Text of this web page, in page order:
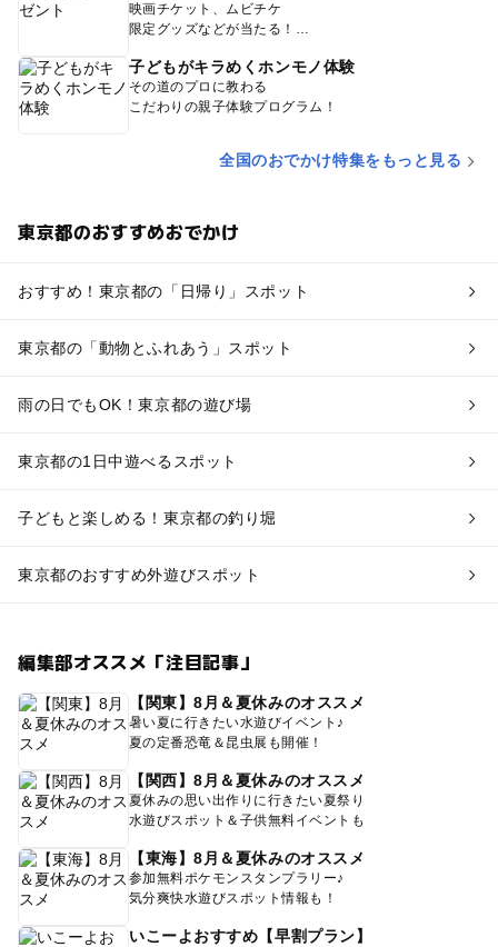
映画チケット、ムビチケ
限定グッズなどが当たる！
子どもがキラめくホンモノ体験
その道のプロに教わる
こだわりの親子体験プログラム！
全国のおでかけ特集をもっと見る
東京都のおすすめおでかけ
おすすめ！東京都の「日帰り」スポット
東京都の「動物とふれあう」スポット
雨の日でもOK！東京都の遊び場
東京都の1日中遊べるスポット
子どもと楽しめる！東京都の釣り堀
東京都のおすすめ外遊びスポット
編集部オススメ「注目記事」
【関東】8月＆夏休みのオススメ
暑い夏に行きたい水遊びイベント♪
夏の定番恐竜＆昆虫展も開催！
【関西】8月＆夏休みのオススメ
夏休みの思い出作りに行きたい夏祭り
水遊びスポット＆子供無料イベントも
【東海】8月＆夏休みのオススメ
参加無料ポケモンスタンプラリー♪
気分爽快水遊びスポット情報も！
いこーよおすすめ【早割プラン】